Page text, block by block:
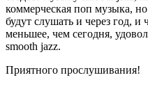
коммерческая поп музыка,
будут слушать и через год, и
меньшее, чем сегодня,
smooth jazz.
Приятного прослушивания!